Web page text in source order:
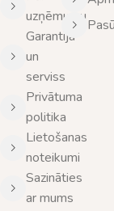
uzņēmumu
Garantija
un
serviss
Privātuma
politika
Lietošanas
noteikumi
Sazināties
ar mums